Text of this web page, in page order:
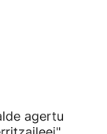
agertu